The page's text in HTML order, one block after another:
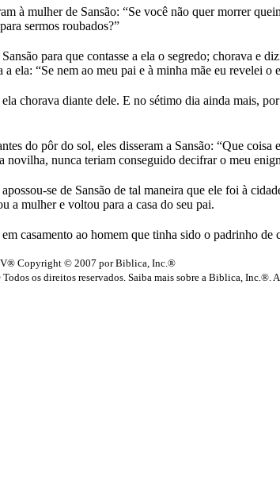
à mulher de Sansão: “Se você não quer morrer
sermos roubados?”
para que contasse a ela o segredo; chorava e
ela: “Se nem ao meu pai e à minha mãe eu revelei
chorava diante dele. E no sétimo dia ainda mais,
do pôr do sol, eles disseram a Sansão: “Que
novilha, nunca teriam conseguido decifrar o meu
se de Sansão de tal maneira que ele foi à
a mulher e voltou para a casa do seu pai.
casamento ao homem que tinha sido o padrinho de
Copyright © 2007 por Biblica, Inc.®
os direitos reservados. Saiba mais sobre a Biblica, Inc.®.